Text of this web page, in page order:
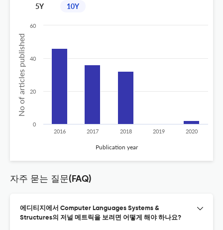
5Y 10Y
No of articles published
Publication year
2016 2017 2018 2019 2020
0
20
40
60
자주 묻는 질문(FAQ)
에디티지에서 Computer Languages Systems &
Structures의 저널 메트릭을 보려면 어떻게 해야 하나요?